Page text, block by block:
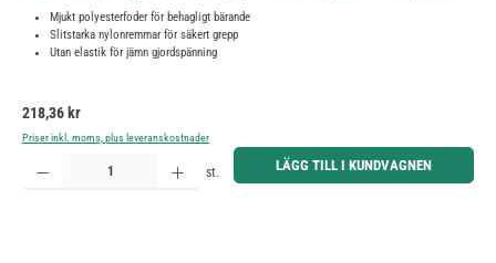
Mjukt polyesterfoder för behagligt bärande
Slitstarka nylonremmar för säkert grepp
Utan elastik för jämn gjordspänning
Ordinarie pris:
218,36 kr
Priser inkl. moms, plus leveranskostnader
Produktkvantitet: Ange önskat belopp eller använd knapparna för att öka eller minska kvantiteten.
st. LÄGG TILL I KUNDVAGNEN